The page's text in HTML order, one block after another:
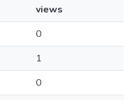
views
0
1
0